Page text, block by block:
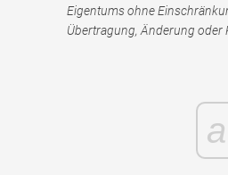
Eigentums ohne
Übertragung, Änderung oder